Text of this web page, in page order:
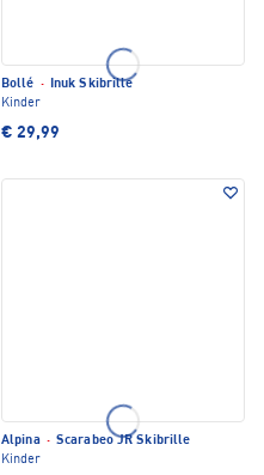
Bollé · Inuk Skibrille
Kinder
€ 29,99
Alpina · Scarabeo JR Skibrille
Kinder